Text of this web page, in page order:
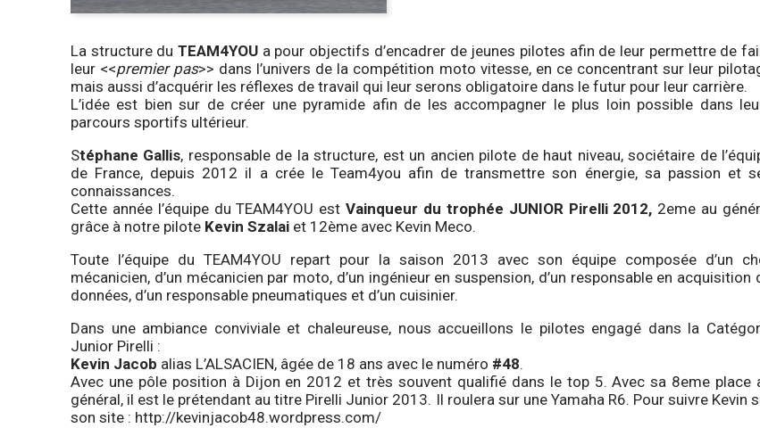
La structure duTEAM4YOU a pour objectifs d’encadrer de jeunes pilotes afin de leur permettre de
leur <<premier pas>> dans l’univers de la compétition moto vitesse, en ce concentrant sur leur
mais aussi d’acquérir les réflexes de travail qui leur serons obligatoire dans le futur pour leur carrière.
L’idée est bien sur de créer une pyramide afin de les accompagner le plus loin possible dans
parcours sportifs ultérieur.
Stéphane Gallis, responsable de la structure, est un ancien pilote de haut niveau, sociétaire de
de France, depuis 2012 il a crée le Team4you afin de transmettre son énergie, sa passion et
connaissances.
Cette année l’équipe du TEAM4YOU estVainqueur du trophée JUNIOR Pirelli 2012, 2eme au
grâce à notre pilote Kevin Szalai et 12ème avec Kevin Meco.
Toute l’équipe du TEAM4YOU repart pour la saison 2013 avec son équipe composée d’un
mécanicien, d’un mécanicien par moto, d’un ingénieur en suspension, d’un responsable en acquisition
données, d’un responsable pneumatiques et d’un cuisinier.
Dans une ambiance conviviale et chaleureuse, nous accueillons le pilotes engagé dans la
Junior Pirelli :
Kevin Jacob alias L’ALSACIEN, âgée de 18 ans avec le numéro #48.
Avec une pôle position à Dijon en 2012 et très souvent qualifié dans le top 5. Avec sa 8eme place
général, il est le prétendant au titre Pirelli Junior 2013. Il roulera sur une Yamaha R6. Pour suivre Kevin
son site : http://kevinjacob48.wordpress.com/